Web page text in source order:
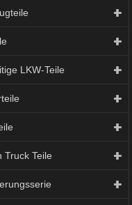
LKW-Teile
Truck Teile